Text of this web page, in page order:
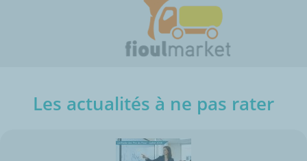
Les actualités à ne pas rater